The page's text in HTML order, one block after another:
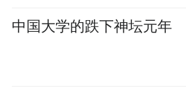
中国大学的跌下神坛元年